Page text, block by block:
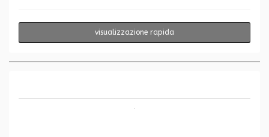
visualizzazione rapida